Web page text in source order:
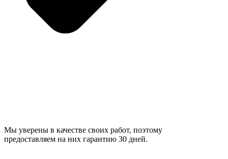
Мы уверены в качестве своих работ, поэтому
предоставляем на них гарантию 30 дней.